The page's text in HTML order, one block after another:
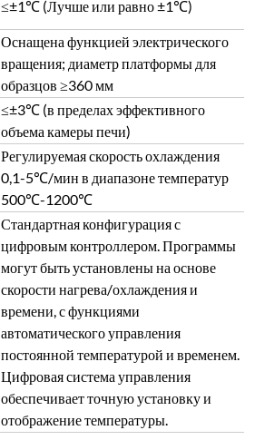
автоматического управления
постоянной температурой и временем.
Цифровая система управления
обеспечивает точную установку и
отображение температуры.
Оборудован функцией защиты:
автоматическая остановка нагрева при
открытии дверцы, система
сигнализации о ненормальной
температуре и неисправности
оборудования, автоматическое
отключение питания от утечки
электроэнергии.
Температура внешней поверхности
машины ＜50℃ при максимальной
рабочей температуре
Пароль может быть установлен для
защиты параметров процесса